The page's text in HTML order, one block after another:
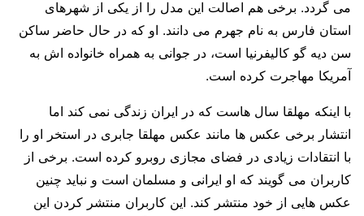
می گردد. برخی هم اصالت این مدل را از یکی از شهرهای
استان فارس به نام جهرم می دانند. او که در حال حاضر ساکن
سن دیه گو کالیفرنیا است، در جوانی به همراه خانواده اش به
آمریکا مهاجرت کرده است.
با اینکه مهلقا سال هاست که در ایران زندگی نمی کند اما
انتشار برخی عکس ها مانند عکس مهلقا جابری در استخر او را
با انتقادات زیادی در فضای مجازی روبرو کرده است. برخی از
کاربران می گویند که او ایرانی و مسلمان است و نباید چنین
عکس هایی از خود منتشر کند. این کاربران منتشر کردن این